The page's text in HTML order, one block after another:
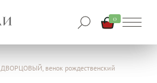
0
ДВОРЦОВЫЙ, венок рождественский